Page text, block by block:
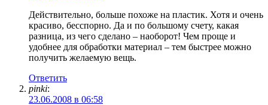
Действительно, больше похоже на пластик. Хотя и очень
красиво, бесспорно. Да и по большому счету, какая
разница, из чего сделано – наоборот! Чем проще и
удобнее для обработки материал – тем быстрее можно
получить желаемую вещь.
Ответить
pinki:
23.06.2008 в 06:58